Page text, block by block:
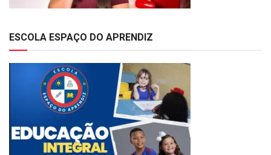
ESCOLA ESPAÇO DO APRENDIZ